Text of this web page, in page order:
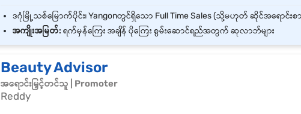
အကျိုးအမြတ်: ရက်မှန်ကြေး အချိန် ပိုကြေး စွမ်းဆောင်ရည်အတွက် ဆုလာဘ်များ
Beauty Advisor
အရောင်းမြှင့်တင်သူ | Promoter
Reddy